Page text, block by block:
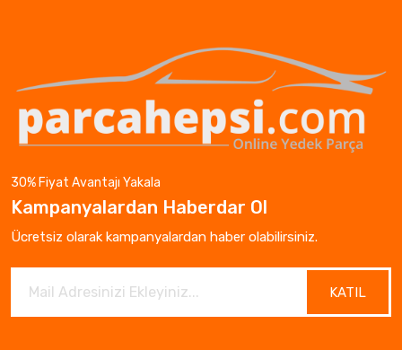
30% Fiyat Avantajı Yakala
Kampanyalardan Haberdar Ol
Ücretsiz olarak kampanyalardan haber olabilirsiniz.
KATIL